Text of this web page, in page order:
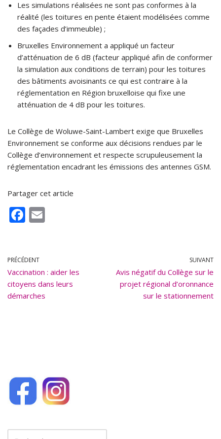
Les simulations réalisées ne sont pas conformes à la
réalité (les toitures en pente étaient modélisées comme
des façades d’immeuble) ;
Bruxelles Environnement a appliqué un facteur
d’atténuation de 6 dB (facteur appliqué afin de conformer
la simulation aux conditions de terrain) pour les toitures
des bâtiments avoisinants ce qui est contraire à la
réglementation en Région bruxelloise qui fixe une
atténuation de 4 dB pour les toitures.
Le Collège de Woluwe-Saint-Lambert exige que Bruxelles
Environnement se conforme aux décisions rendues par le
Collège d’environnement et respecte scrupuleusement la
réglementation encadrant les émissions des antennes GSM.
Partager cet article
F
b
o
o
PRÉCÉDENT
Vaccination : aider les
citoyens dans leurs
démarches
SUIVANT
Avis négatif du Collège sur le
projet régional d’oronnance
sur le stationnement